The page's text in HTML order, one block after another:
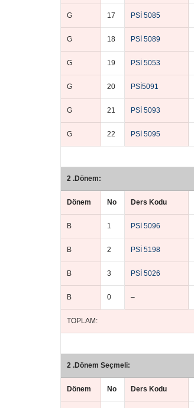
G 17 PSİ 5085
G 18 PSİ 5089
G 19 PSİ 5053
G 20 PSİ5091
G 21 PSİ 5093
G 22 PSİ 5095
2 .Dönem:
Dönem No Ders Kodu
B 1 PSİ 5096
B 2 PSİ 5198
B 3 PSİ 5026
B 0 –
TOPLAM:
2 .Dönem Seçmeli:
Dönem No Ders Kodu